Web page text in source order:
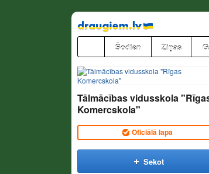
Pāriet
uz
saturu
Šodien Ziņas
Tālmācības vidusskola
Komercskola"
Oficiālā lapa
Sekot